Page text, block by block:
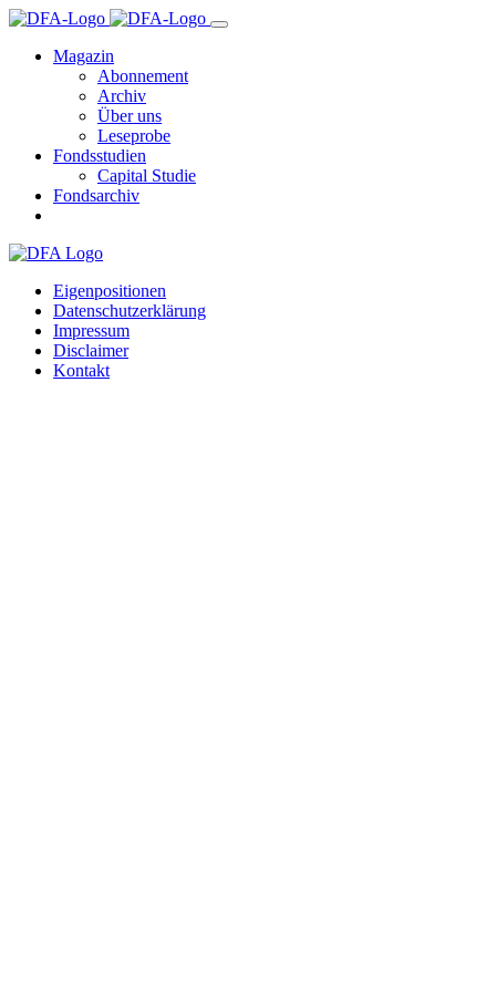
Magazin
Abonnement
Archiv
Über uns
Leseprobe
Fondsstudien
Capital Studie
Fondsarchiv
Eigenpositionen
Datenschutzerklärung
Impressum
Disclaimer
Kontakt